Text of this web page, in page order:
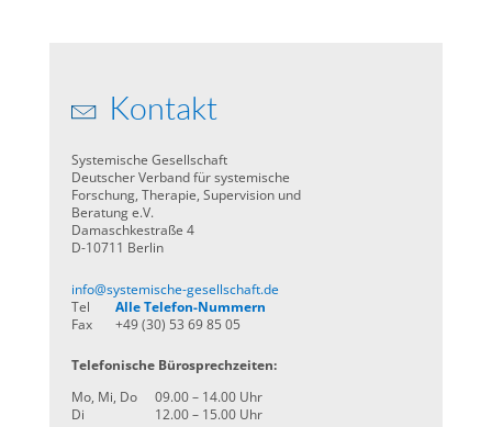
Kontakt
Systemische Gesellschaft
Deutscher Verband für systemische
Forschung, Therapie, Supervision und
Beratung e.V.
Damaschkestraße 4
D-10711 Berlin
info@systemische-gesellschaft.de
Tel
Alle Telefon-Nummern
Fax
+49 (30) 53 69 85 05
Telefonische Bürosprechzeiten:
Mo, Mi, Do
09.00 – 14.00 Uhr
Di
12.00 – 15.00 Uhr